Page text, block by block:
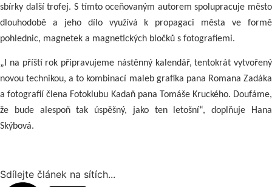
sbírky další trofej. S tímto oceňovaným autorem spolupracuje město
dlouhodobě a jeho dílo využívá k propagaci města ve formě
pohlednic, magnetek a magnetických bločků s fotografiemi.
„I na příští rok připravujeme nástěnný kalendář, tentokrát vytvořený
novou technikou, a to kombinací maleb grafika pana Romana Zadáka
a fotografií člena Fotoklubu Kadaň pana Tomáše Kruckého. Doufáme,
že bude alespoň tak úspěšný, jako ten letošní“, doplňuje Hana
Skýbová.
Sdílejte článek na sítích...